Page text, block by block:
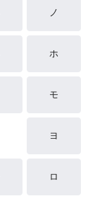
ノ
ホ
モ
ヨ
ロ